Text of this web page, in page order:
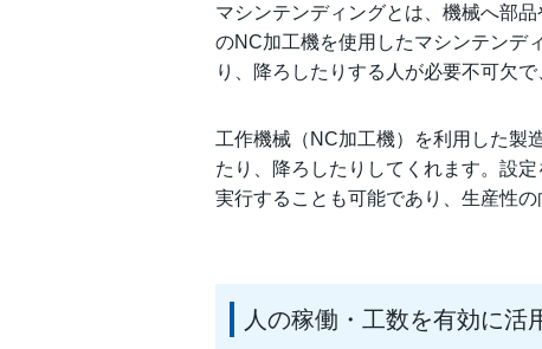
マシンテンディングとは、機械へ部
のNC加工機を使用したマシンテンデ
り、降ろしたりする人が必要不可欠で
工作機械（NC加工機）を利用した製
たり、降ろしたりしてくれます。設
実行することも可能であり、生産性の
人の稼働・工数を有効に活